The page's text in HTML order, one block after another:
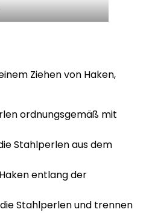
Ziehen von Haken,
ordnungsgemäß mit
Stahlperlen aus dem
entlang der
Stahlperlen und trennen